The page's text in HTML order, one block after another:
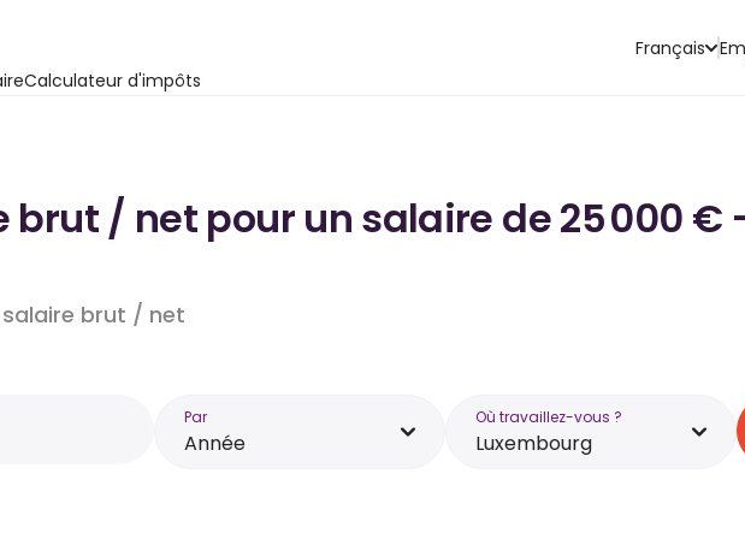
Calculateur d'impôts
Français
brut / net pour un salaire de 25 000 €
brut / net
Par
Année
Où travaillez-vous ?
Luxembourg